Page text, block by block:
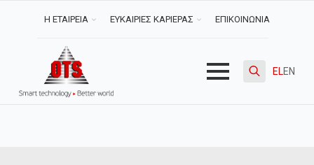
Η ΕΤΑΙΡΕΙΑ ΕΥΚΑΙΡΙΕΣ ΚΑΡΙΕΡΑΣ ΕΠΙΚΟΙΝΩΝΙΑ
ELEN